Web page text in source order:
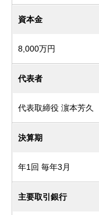
資本金
8,000万円
代表者
代表取締役 濵本芳久
決算期
年1回 毎年3月
主要取引銀行